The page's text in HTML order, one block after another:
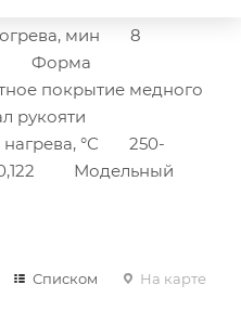
мин 8
Форма
покрытие медного
рукояти
°С 250-
Модельный
Списком На карте